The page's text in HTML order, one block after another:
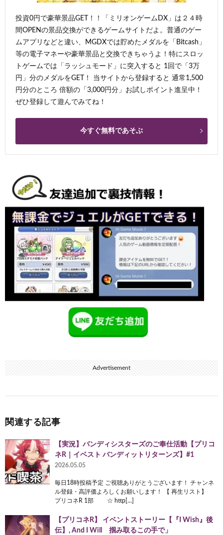
投資0円で豪華景品GET！！「ミリオンゲームDX」は２４時
間OPENの景品交換ができるゲームサイトだよ。普通のゲー
ムアプリなどと違い、MGDXでは貯めたメダルを「Bitcash」
等の電子マネーや豪華景品と交換できちゃうよ！特にスロッ
トゲームでは「ラッシュモード」に突入すると 1回で「3万
円」分のメダルをGET！ 当サイトから登録すると 通常1,500
円分のところ 倍額の「3,000円分」お試しポイント進呈中！
ぜひ登録して遊んでみてね！
今すぐ無料であそぶ
Advertisement
関連する記事
【実況】バンディシスターズのご奉仕活動【プリコ
ネR｜イベスト バンディットリターンズ】#1
2026.05.05
毎日18時投稿予定 ご視聴ありがとうございます！ チャンネ
ル登録・高評価よろしくお願いします！ 【 再生リスト】
プリコネR 1部 ☆ http[…]
【プリコネR】 イベントストーリー【『I Wish』後
伝】, And I Will 掴み取るこの手で」